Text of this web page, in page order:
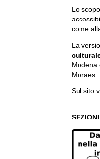
Lo
come
La
Modena
Moraes.
Sul sito
SEZIONI